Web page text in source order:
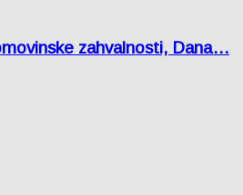
zahvalnosti, Dana…